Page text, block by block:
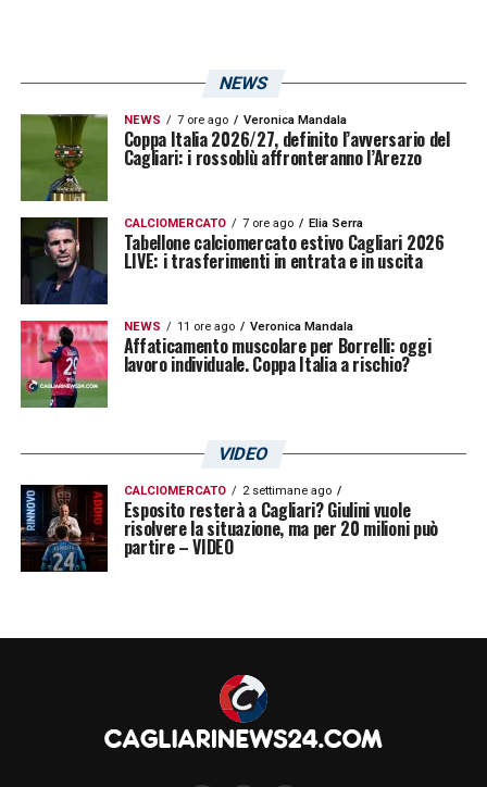
NEWS
NEWS 7 ore ago Veronica Mandala
Coppa Italia 2026/27, definito l’avversario del
Cagliari: i rossoblù affronteranno l’Arezzo
CALCIOMERCATO 7 ore ago Elia Serra
Tabellone calciomercato estivo Cagliari 2026
LIVE: i trasferimenti in entrata e in uscita
NEWS 11 ore ago Veronica Mandala
Affaticamento muscolare per Borrelli: oggi
lavoro individuale. Coppa Italia a rischio?
VIDEO
CALCIOMERCATO 2 settimane ago
Esposito resterà a Cagliari? Giulini vuole
risolvere la situazione, ma per 20 milioni può
partire – VIDEO